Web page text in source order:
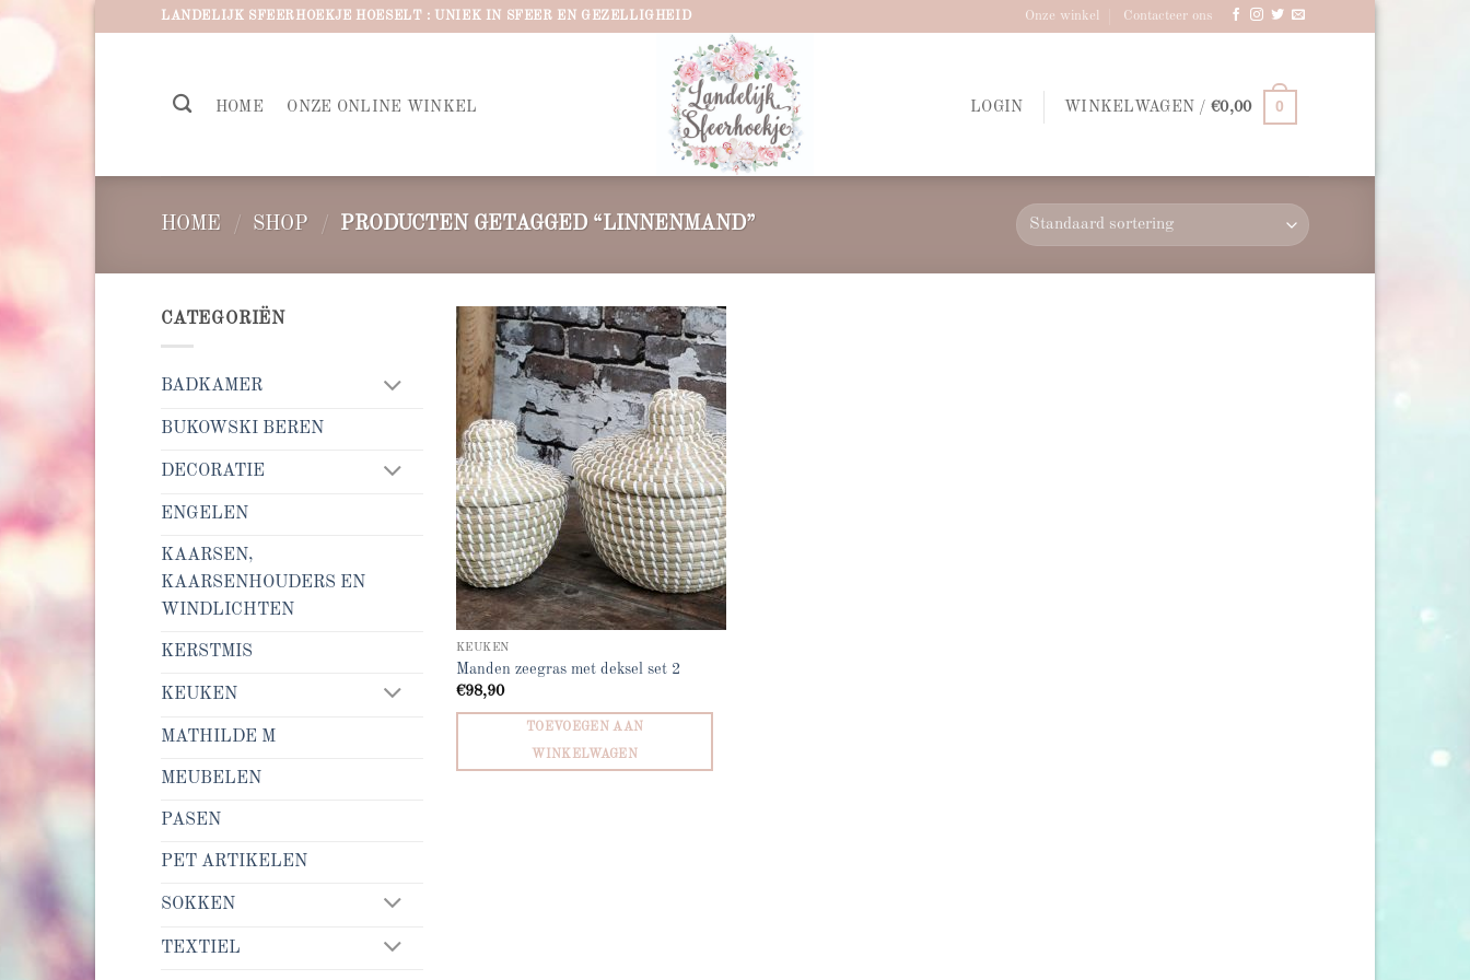
LANDELIJK SFEERHOEKJE HOESELT : UNIEK IN SFEER EN GEZELLIGHEID Onze winkel Contacteer ons
HOME ONZE ONLINE WINKEL LOGIN WINKELWAGEN /€0,00 0
HOME / SHOP / PRODUCTEN GETAGGED “LINNENMAND”
CATEGORIËN
BADKAMER
BUKOWSKI BEREN
DECORATIE
ENGELEN
KAARSEN,
KAARSENHOUDERS EN
WINDLICHTEN
KERSTMIS
KEUKEN
MATHILDE M
MEUBELEN
PASEN
PET ARTIKELEN
SOKKEN
TEXTIEL
Add to
wishlist
KEUKEN
Manden zeegras met deksel set 2
€98,90
TOEVOEGEN AAN
WINKELWAGEN